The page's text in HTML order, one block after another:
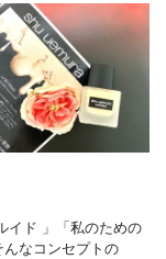
イド 」「私のための
なコンセプトの